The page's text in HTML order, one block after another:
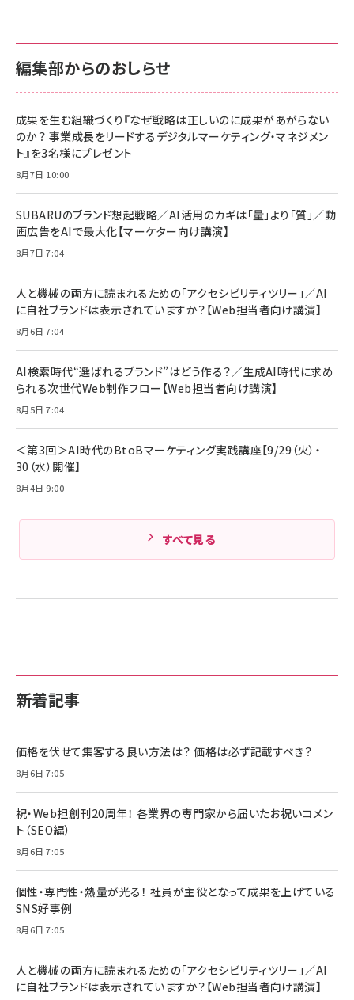
￥880
anan(アンアン)2026/06/24号 No.2500増刊
スペシャルエディション[王道エンタメの矜持／
￥1,100
anan(アンアン)2026/07/08号 No.2502[2026
￥880
ママ投資家が育休中に１億貯めた株式投資
組織の成果を最大化する ルールのデザイン
￥1,980
Amazonランキングをもっと見る
サポート正規品 メーカー保証5年 KLMEA128G
NIMASO ガラスフィルム iPhone 17 用 保護フィ
すい ガイド枠付き いPhone17 (6.3インチ) 対応
2枚セット DSP25F1698
￥1,599
￥6,980
全ワイヤレスイヤホン/アクティブノイズキャンセリ
技術基準適合】ブラック
￥5,990
ケーブル Anker絡まないケーブル 240W 結束バン
ド付き USB PD対応 シリコン素材採用 iPhone
17 / 16 / 15 / Galaxy iPad Pro MacBook
Pro/Air 各種対応 (1.8m ミッドナイトブラック)
￥1,890
サポート正規品 メーカー保証5年 KLMEA128G
Amazon eギフトカード - Amazonロゴ - クラ
￥5,000
Anker PowerLine III Flow USB-C & USB-C
Pro/Air 各種対応 (1.8m ミッドナイトブラック)
￥1,890
サッポロ 生ビール 黒ラベル 350ml 缶 24本 ビー
ル ケース買い【6/30応募〆切! 黒ラベルビヤセラー
￥4,857
新着記事
価格を伏せて集客する良い方法は？ 価格は必ず記載すべき？
8月6日 7:05
祝・Web担創刊20周年！ 各業界の専門家から届いたお祝いコメン
ト（SEO編）
8月6日 7:05
個性・専門性・熱量が光る！ 社員が主役となって成果を上げている
SNS好事例
8月6日 7:05
人と機械の両方に読まれるための「アクセシビリティツリー」／AI
に自社ブランドは表示されていますか？【Web担当者向け講演】
編集部からのおしらせ
成果を生む組織づくり『なぜ戦略は正しいのに成果があがらない
のか？ 事業成長をリードするデジタルマーケティング・マネジメン
ト』を3名様にプレゼント
8月7日 10:00
SUBARUのブランド想起戦略／AI活用のカギは「量」より「質」／動
画広告をAIで最大化【マーケター向け講演】
8月7日 7:04
人と機械の両方に読まれるための「アクセシビリティツリー」／AI
に自社ブランドは表示されていますか？【Web担当者向け講演】
8月6日 7:04
AI検索時代“選ばれるブランド”はどう作る？／生成AI時代に求め
られる次世代Web制作フロー【Web担当者向け講演】
8月5日 7:04
＜第3回＞AI時代のBtoBマーケティング実践講座【9/29（火）・
30（水）開催】
8月4日 9:00
すべて見る